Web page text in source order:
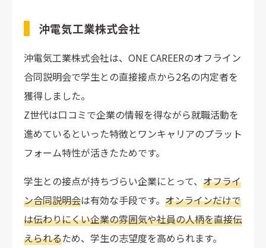
沖電気工業株式会社
沖電気工業株式会社は、ONE CAREERのオフライン
合同説明会で学生との直接接点から2名の内定者を
獲得しました。
Z世代は口コミで企業の情報を得ながら就職活動を
進めているといった特徴とワンキャリアのプラット
フォーム特性が活きたためです。
学生との接点が持ちづらい企業にとって、 オフライ
ン合同説明会は有効な手段です。 オンラインだけで
は伝わりにくい企業の雰囲気や社員の人柄を直接伝
えられるため、学生の志望度を高められます。